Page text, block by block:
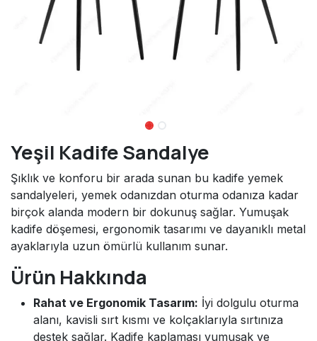
Yeşil Kadife Sandalye
Şıklık ve konforu bir arada sunan bu kadife yemek
sandalyeleri, yemek odanızdan oturma odanıza kadar
birçok alanda modern bir dokunuş sağlar. Yumuşak
kadife döşemesi, ergonomik tasarımı ve dayanıklı metal
ayaklarıyla uzun ömürlü kullanım sunar.
Ürün Hakkında
Rahat ve Ergonomik Tasarım: İyi dolgulu oturma
alanı, kavisli sırt kısmı ve kolçaklarıyla sırtınıza
destek sağlar. Kadife kaplaması yumuşak ve